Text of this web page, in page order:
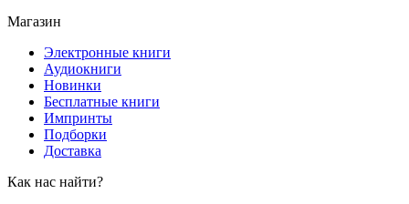
Магазин
Электронные книги
Аудиокниги
Новинки
Бесплатные книги
Импринты
Подборки
Доставка
Как нас найти?